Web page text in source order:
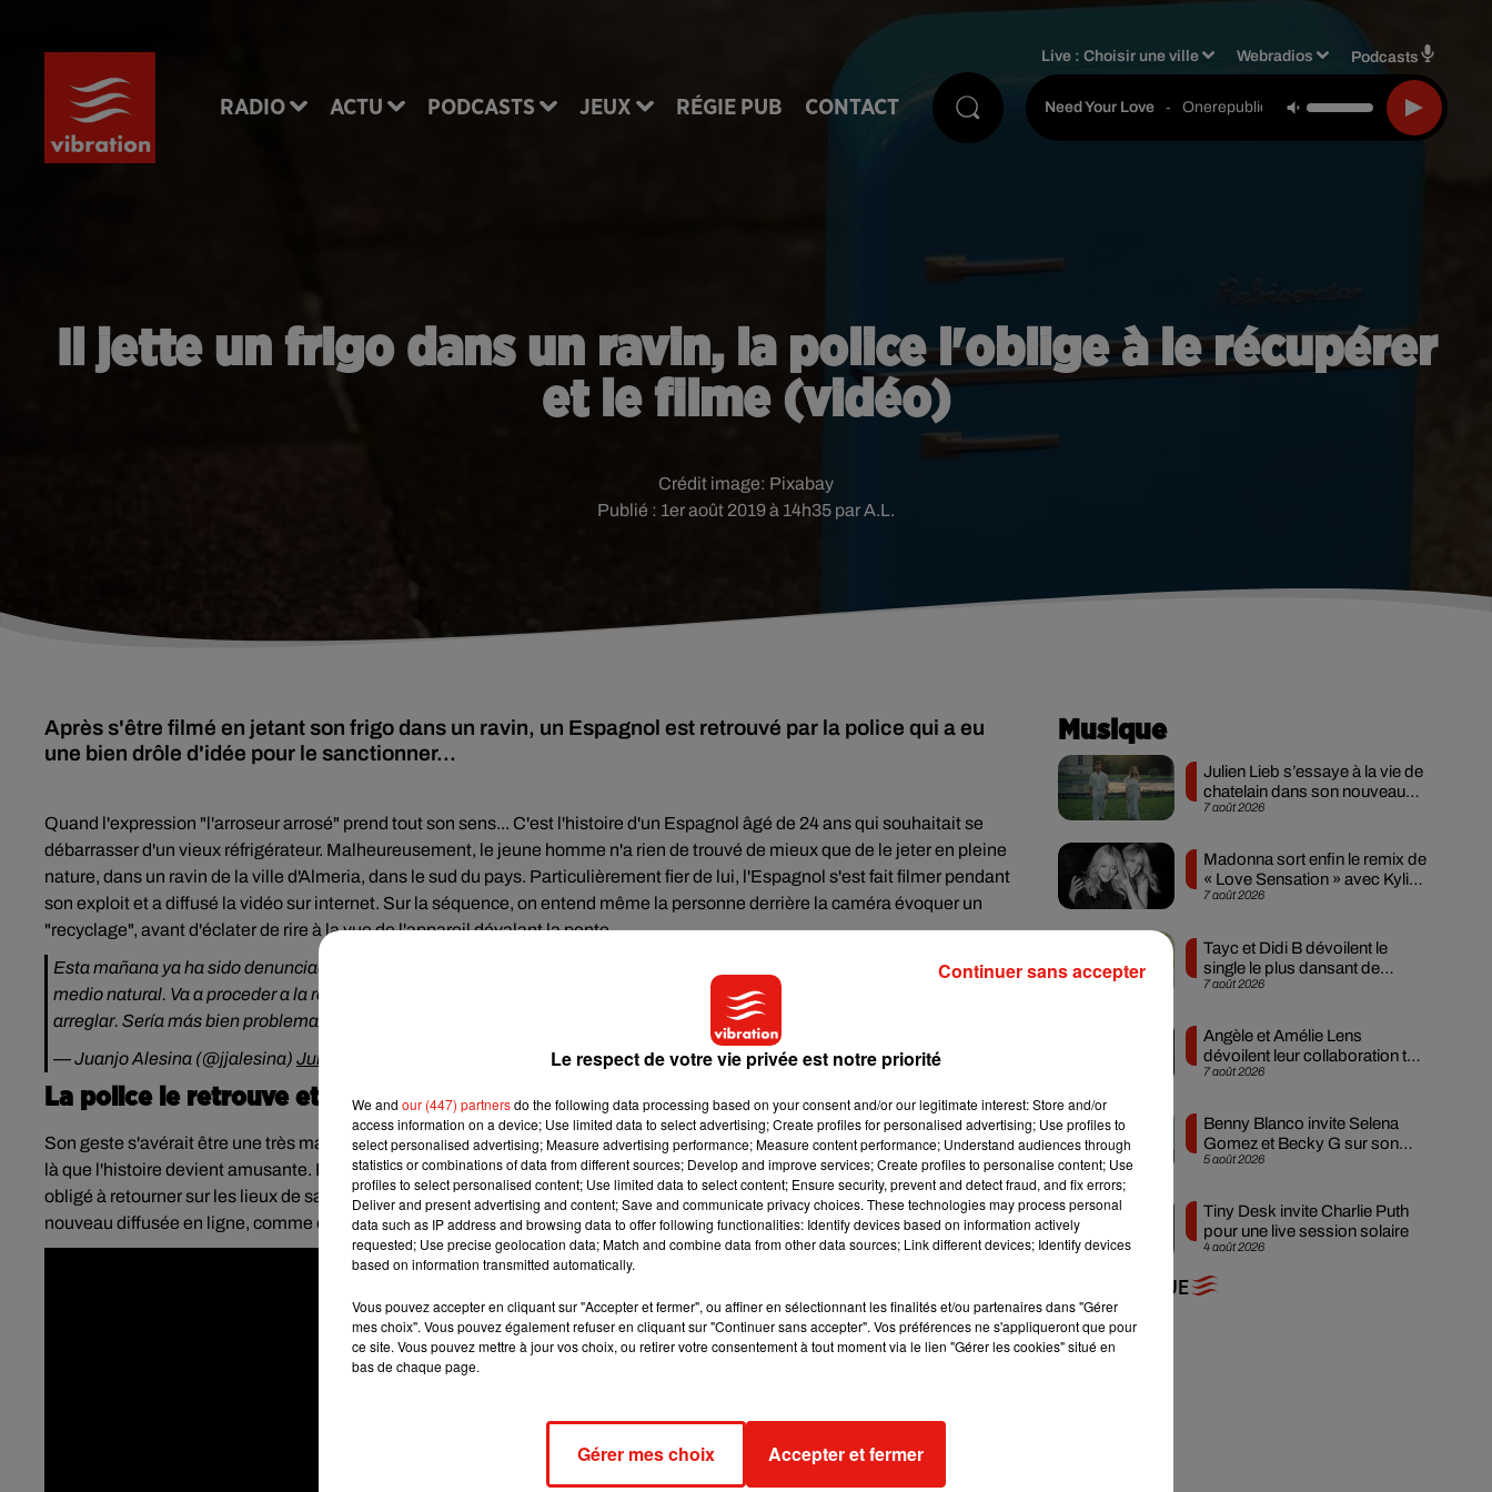
RADIO ACTU PODCASTS JEUX RÉGIE PUB CONTACT
Live :Choisir une ville Webradios Podcasts
Need Your Love - Onerepublic
Il jette un frigo dans un ravin, la police l'oblige à le récupérer
et le filme (vidéo)
Publié : 1er août 2019 à 14h35 par A.L.
Crédit image: Pixabay
Après s'être filmé en jetant son frigo dans un ravin, un Espagnol est retrouvé par la police qui a eu
une bien drôle d'idée pour le sanctionner...
Quand l'expression "l'arroseur arrosé" prend tout son sens... C'est l'histoire d'un Espagnol âgé de 24 ans qui souhaitait se
débarrasser d'un vieux réfrigérateur. Malheureusement, le jeune homme n'a rien de trouvé de mieux que de le jeter en pleine
nature, dans un ravin de la ville d'Almeria, dans le sud du pays. Particulièrement fier de lui, l'Espagnol s'est fait filmer pendant
son exploit et a diffusé la vidéo sur internet. Sur la séquence, on entend même la personne derrière la caméra évoquer un
"recyclage", avant d'éclater de rire à la vue de l'appareil dévalant la pente.
Esta mañana ya ha sido denunciado por
este trabajador, que tiraba frigoríficos y lavadoras al
medio natural. Va a proceder a la retirada de los mismos. Comportamientos así, no sé si una sanción será capaz de
arreglar. Sería más bien problema de
— Juanjo Alesina (@jjalesina) July 29, 2019
La police le retrouve et... le filme !
Son geste s'avérait être une très mauvaise idée carla Guardia Civil a retrouvé le pollueur grâce aux réseaux sociaux. Et c'est
là que l'histoire devient amusante. En effet, la police a trouvé un moyen original pour sanctionner l'homme : les agents l'ont
obligé à retourner sur les lieux de sa bêtise afin qu’il remonte et récupère le réfrigérateur. Une scène à nouveau filmée et à
nouveau diffusée en ligne, comme on peut le voir dans la vidéo ci-dessous.
Musique
7 août 2026
Julien Lieb s’essaye à la vie de
chatelain dans son nouveau
clip
7 août 2026
Madonna sort enfin le remix de
« Love Sensation » avec Kylie
Minogue
7 août 2026
Tayc et Didi B dévoilent le
single le plus dansant de
l’année
7 août 2026
Angèle et Amélie Lens
dévoilent leur collaboration tant
attendue
5 août 2026
Benny Blanco invite Selena
Gomez et Becky G sur son
nouveau single
4 août 2026
Tiny Desk invite Charlie Puth
pour une live session solaire
+ DE MUSIQUE
Le respect de votre vie privée est notre priorité
We and our (447) partnersdo the following data processing based on your consent and/or our legitimate interest: Store and/or
access information on a device; Use limited data to select advertising; Create profiles for personalised advertising; Use profiles to
select personalised advertising; Measure advertising performance; Measure content performance; Understand audiences through
statistics or combinations of data from different sources; Develop and improve services; Create profiles to personalise content; Use
profiles to select personalised content; Use limited data to select content; Ensure security, prevent and detect fraud, and fix errors;
Deliver and present advertising and content; Save and communicate privacy choices. These technologies may process personal
data such as IP address and browsing data to offer following functionalities: Identify devices based on information actively
requested; Use precise geolocation data; Match and combine data from other data sources; Link different devices; Identify devices
based on information transmitted automatically.
Vous pouvez accepter en cliquant sur "Accepter et fermer", ou affiner en sélectionnant les finalités et/ou partenaires dans "Gérer
mes choix". Vous pouvez également refuser en cliquant sur "Continuer sans accepter". Vos préférences ne s'appliqueront que pour
ce site. Vous pouvez mettre à jour vos choix, ou retirer votre consentement à tout moment via le lien "Gérer les cookies" situé en
bas de chaque page.
Gérer mes choix Accepter et fermer
Continuer sans accepter